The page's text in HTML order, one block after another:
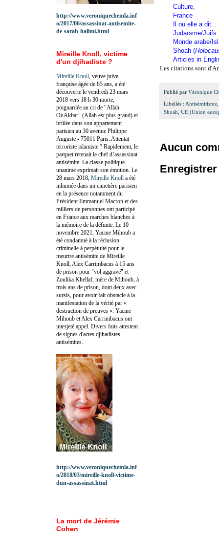
Culture,
France
Il ou elle a dit...
Judaïsme/Juifs
Monde arabe/
Shoah (
Articles in
Les citations sont
Publié par Véronique
Libellés : Antisémitisme
Shoah, UE (Union
Aucun
http://www.veroniquechemla.inf
o/2017/06/assassinat-antisemite-
de-sarah-halimi.html
Mireille Knoll, victime
d'un djihadiste ?
Mireille Knoll , veuve juive
française âgée de 85 ans, a été
découverte le vendredi 23 mars
2018 vers 18 h 30 morte,
poignardée au cri de "Allah
OuAkbar" (Allah est plus grand) et
brûlée dans son appartement
parisien au 30 avenue Philippe
Auguste - 75011 Paris. Attentat
terroriste islamiste ? Rapidement, le
parquet retenait le chef d’assassinat
antisémite. La classe politique
unanime exprimait son émotion. Le
28 mars 2018, Mireille Knoll a été
inhumée dans un cimetière parisien
en la présence notamment du
Président Emmanuel Macron et des
milliers de personnes ont participé
en France aux marches blanches à
la mémoire de la défunte. Le 10
novembre 2021, Yacine Mihoub a
été condamné à la réclusion
criminelle à perpétuité pour le
meurtre antisémite de Mireille
Knoll, Alex Carrimbacus à 15 ans
de prison pour "vol aggravé" et
Zoulika Khellaf, mère de Mihoub, à
trois ans de prison, dont deux avec
sursis, pour avoir fait obstacle à la
manifestation de la vérité par «
destruction de preuves ». Yacine
Mihoub et Alex Carrimbacus ont
interjeté appel. Divers faits attestent
de signes d'actes djihadistes
antisémites.
http://www.veroniquechemla.inf
o/2018/03/mireille-knoll-victime-
dun-assassinat.html
La mort de Jérémie
Cohen